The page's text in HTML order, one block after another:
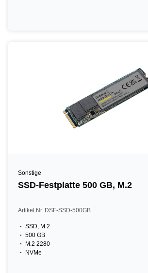
Sonstige
SSD-Festplatte 500 GB, M.2
Artikel Nr. DSF-SSD-500GB
SSD, M.2
500 GB
M.2 2280
NVMe